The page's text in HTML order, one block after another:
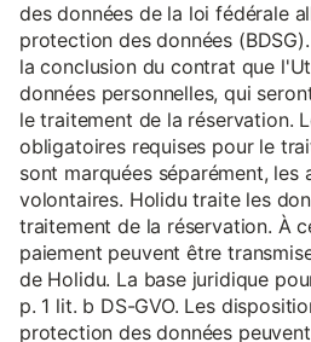
des données de la loi fédérale
protection des données
la conclusion du contrat que
données personnelles, qui
le traitement de la réservation.
obligatoires requises pour le
sont marquées séparément, les
volontaires. Holidu traite les
traitement de la réservation. À
paiement peuvent être
de Holidu. La base juridique
p. 1 lit. b DS-GVO. Les
protection des données